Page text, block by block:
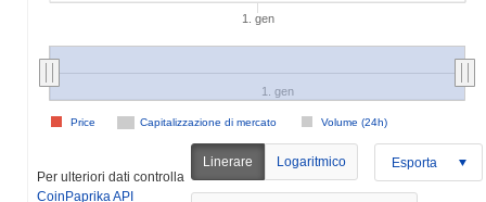
1. gen
Capitalizzazione di mercato Volume (24h)
Price
1. gen
Per ulteriori dati controlla
CoinPaprika API
Linerare Logaritmico Esporta